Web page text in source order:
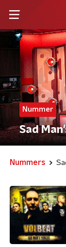
Nummer
Sad
Nummers